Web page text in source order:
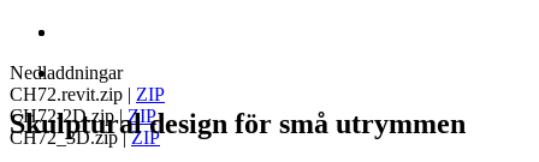
Nedladdningar
CH72.revit.zip | ZIP
CH72-2D.zip|ZIP
CH72_3D.zip|ZIP
Skulptural design för små utrymmen